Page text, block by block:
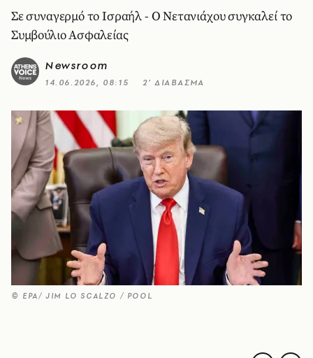
Σε συναγερμό το Ισραήλ - Ο Νετανιάχου συγκαλεί το
Συμβούλιο Ασφαλείας
Newsroom
14.06.2026, 08:15 2’ ΔΙΑΒΑΣΜΑ
© EPA/ JIM LO SCALZO / POOL